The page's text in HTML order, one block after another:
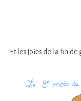
Et les joies de la fin de